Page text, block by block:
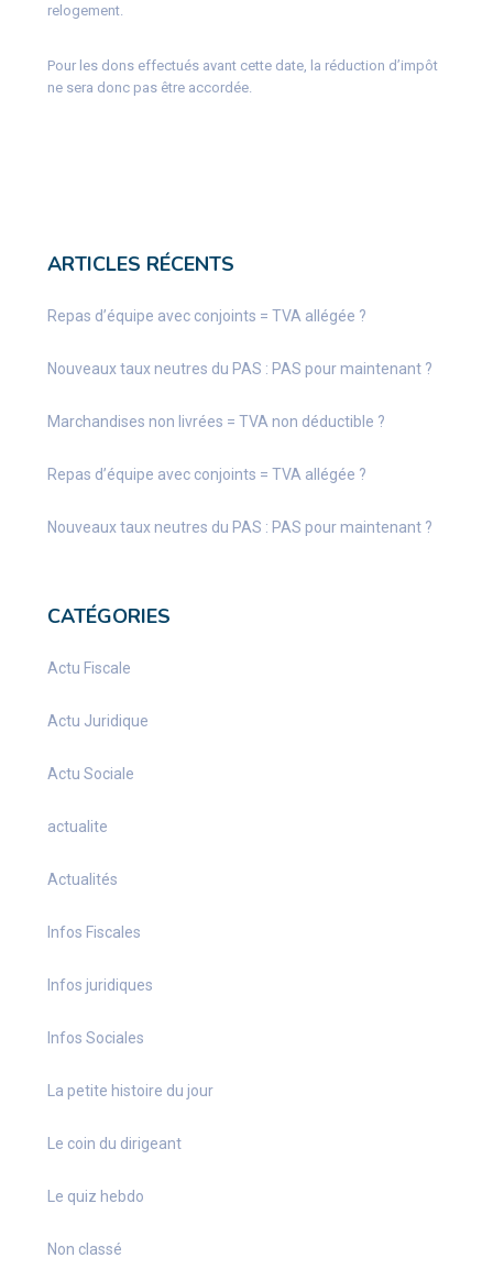
relogement.
Pour les dons effectués avant cette date, la réduction d’impôt
ne sera donc pas être accordée.
ARTICLES RÉCENTS
Repas d’équipe avec conjoints = TVA allégée ?
Nouveaux taux neutres du PAS : PAS pour maintenant ?
Marchandises non livrées = TVA non déductible ?
Repas d’équipe avec conjoints = TVA allégée ?
Nouveaux taux neutres du PAS : PAS pour maintenant ?
CATÉGORIES
Actu Fiscale
Actu Juridique
Actu Sociale
actualite
Actualités
Infos Fiscales
Infos juridiques
Infos Sociales
La petite histoire du jour
Le coin du dirigeant
Le quiz hebdo
Non classé